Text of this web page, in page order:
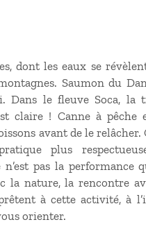
dont les eaux se
Saumon du
Dans le fleuve Soca,
claire ! Canne à pêche
avant de le
plus
pas la performance
la nature, la rencontre
à cette activité, à
orienter.